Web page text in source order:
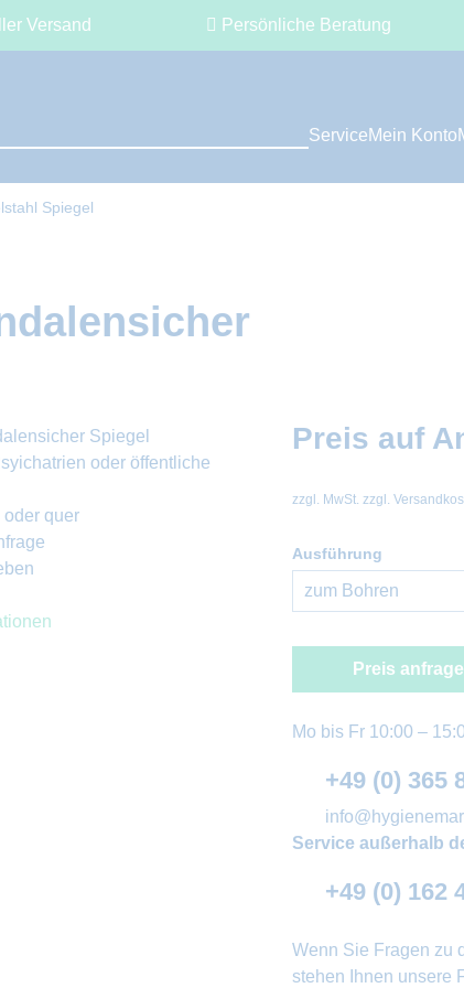
Versand Persönliche Beratung
ServiceMein Konto
Spiegel
Spiegel
oder öffentliche
quer
Preis auf
zzgl. MwSt. zzgl.
Ausführung
Preis
Mo bis Fr 10:00 –
+49 (0) 365
Service außerhalb
+49 (0) 162
Wenn Sie Fragen zu
stehen Ihnen unsere